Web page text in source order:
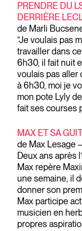
PRENDRE DU
DERRIÈRE
de Marli
“Je voulais pas
travailler dans
6h30, il fait nuit
voulais pas aller
à 6h30, moi je
mon pote Lyly
fait ses courses
MAX ET SA
de Max Lesage
Deux ans après
Max repère
une semaine, il
donner son
Max participe
musicien en
propres